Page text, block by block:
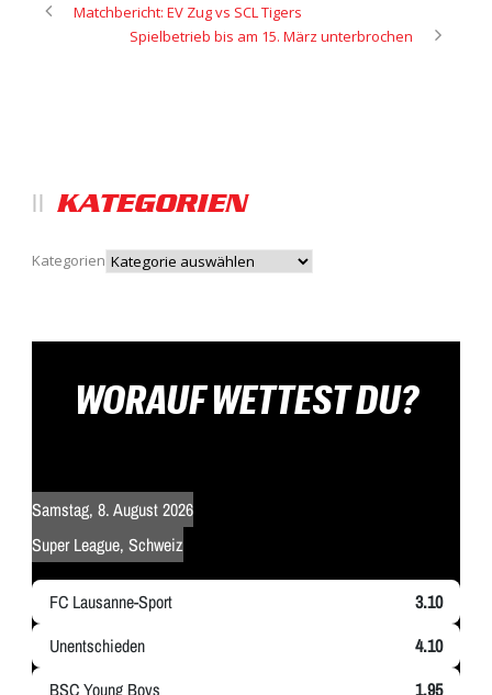
Matchbericht: EV Zug vs SCL Tigers
Spielbetrieb bis am 15. März unterbrochen
KATEGORIEN
Kategorien